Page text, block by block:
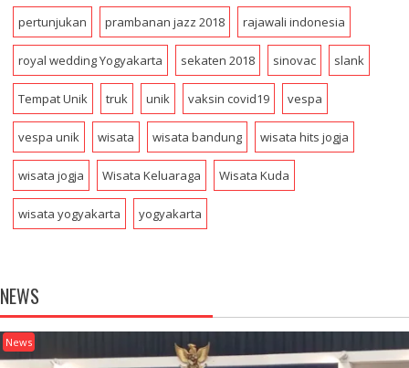
pertunjukan prambanan jazz 2018 rajawali indonesia
royal wedding Yogyakarta sekaten 2018 sinovac slank
Tempat Unik truk unik vaksin covid19 vespa
vespa unik wisata wisata bandung wisata hits jogja
wisata jogja Wisata Keluaraga Wisata Kuda
wisata yogyakarta yogyakarta
NEWS
News